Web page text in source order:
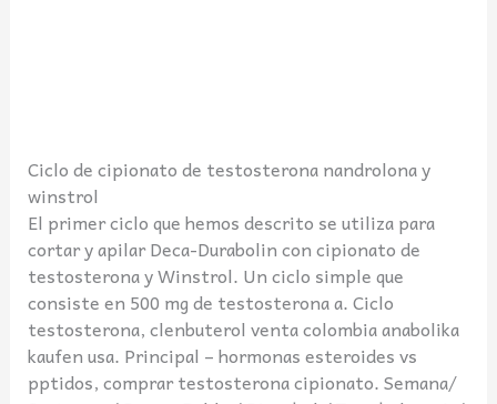
Ciclo de cipionato de testosterona nandrolona y
winstrol
El primer ciclo que hemos descrito se utiliza para
cortar y apilar Deca-Durabolin con cipionato de
testosterona y Winstrol. Un ciclo simple que
consiste en 500 mg de testosterona a. Ciclo
testosterona, clenbuterol venta colombia anabolika
kaufen usa. Principal – hormonas esteroides vs
pptidos, comprar testosterona cipionato. Semana/